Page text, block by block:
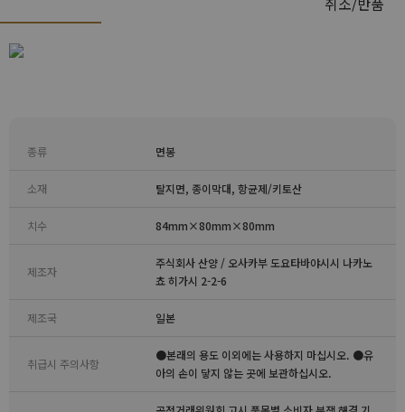
종류 면봉
소재 탈지면, 종이막대, 항균제/키토산
치수 84mm×80mm×80mm
제조자
주식회사 산양 / 오사카부 도요타바야시시 나카노
쵸 히가시 2-2-6
제조국 일본
취급시 주의사항
●본래의 용도 이외에는 사용하지 마십시오. ●유
아의 손이 닿지 않는 곳에 보관하십시오.